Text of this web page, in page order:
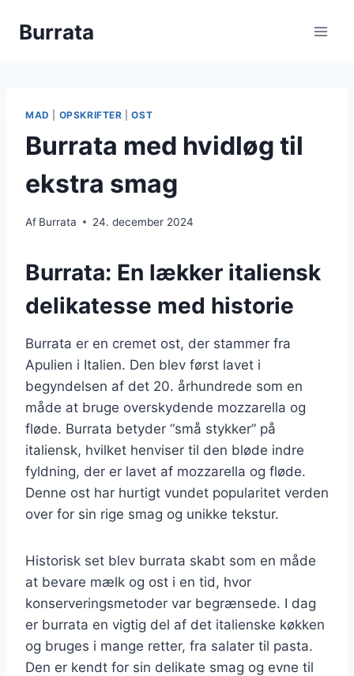
Burrata
MAD OPSKRIFTER |OST
Burrata med hvidløg til
ekstra smag
Af Burrata 24. december 2024
Burrata: En lækker italiensk
delikatesse med historie
Burrata er en cremet ost, der stammer fra
Apulien i Italien. Den blev først lavet i
begyndelsen af det 20. århundrede som en
måde at bruge overskydende mozzarella og
fløde. Burrata betyder “små stykker” på
italiensk, hvilket henviser til den bløde indre
fyldning, der er lavet af mozzarella og fløde.
Denne ost har hurtigt vundet popularitet verden
over for sin rige smag og unikke tekstur.
Historisk set blev burrata skabt som en måde
at bevare mælk og ost i en tid, hvor
konserveringsmetoder var begrænsede. I dag
er burrata en vigtig del af det italienske køkken
og bruges i mange retter, fra salater til pasta.
Den er kendt for sin delikate smag og evne til